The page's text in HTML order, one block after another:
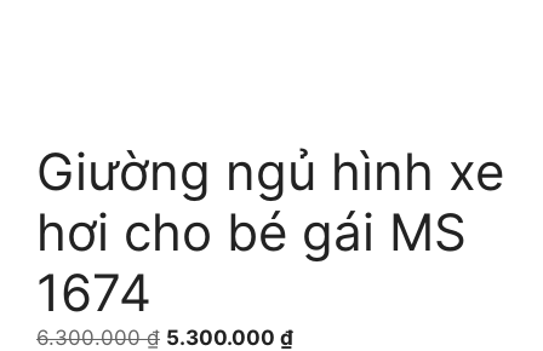
Giường ngủ hình xe
hơi cho bé gái MS
1674
6.300.000₫ Giá
5.300.000 ₫Giá